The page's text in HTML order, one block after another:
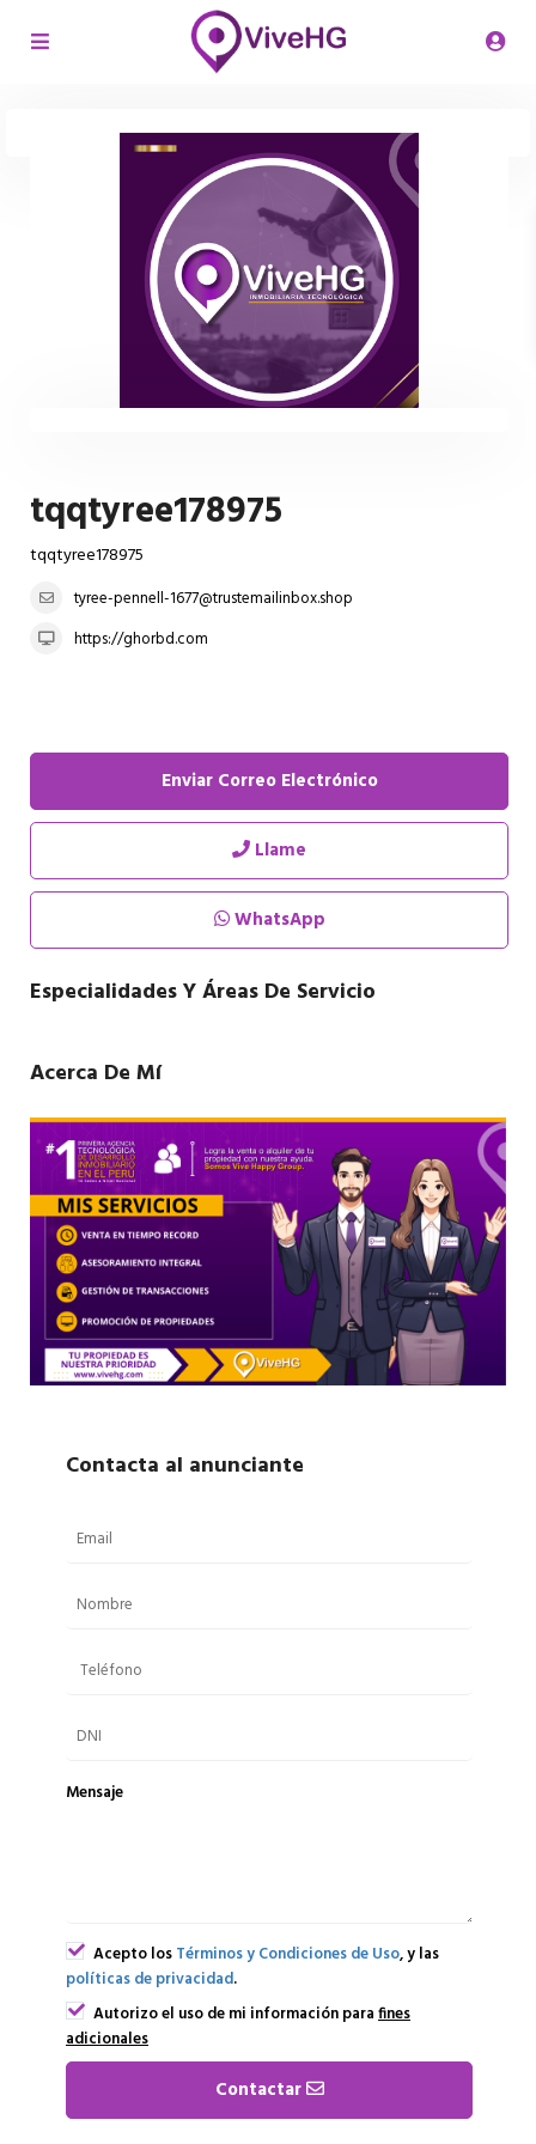
tqqtyree178975
tqqtyree178975
tyree-pennell-1677@trustemailinbox.shop
https://ghorbd.com
Enviar Correo Electrónico
Llame
WhatsApp
Especialidades Y Áreas De Servicio
Acerca De Mí
Contacta al anunciante
Mensaje
Acepto losTérminos y Condiciones de Uso, y las
políticas de privacidad.
Autorizo el uso de mi información parafines
adicionales
Contactar